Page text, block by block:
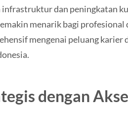
infrastruktur dan peningkatan
menarik bagi profesional
mengenai peluang karier
dengan